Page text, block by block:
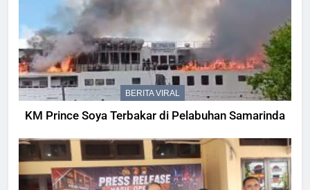
BERITA VIRAL
KM Prince Soya Terbakar di Pelabuhan Samarinda